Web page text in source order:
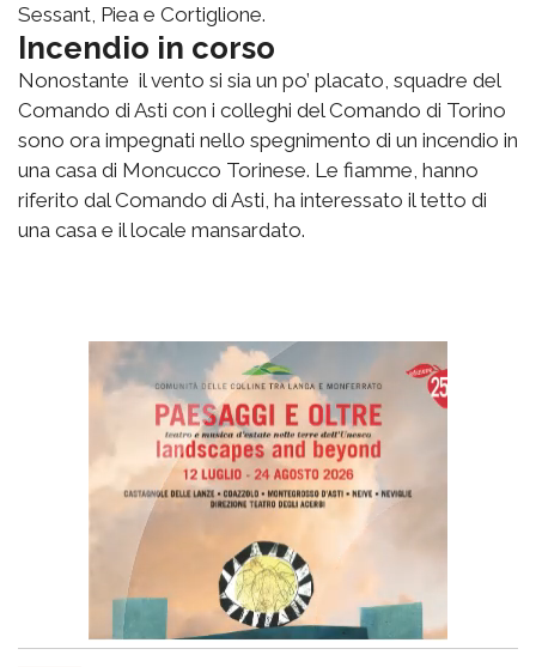
Sessant, Piea e Cortiglione.
Incendio in corso
Nonostante il vento si sia un po’ placato, squadre del
Comando di Asti con i colleghi del Comando di Torino
sono ora impegnati nello spegnimento di un incendio in
una casa di Moncucco Torinese. Le fiamme, hanno
riferito dal Comando di Asti, ha interessato il tetto di
una casa e il locale mansardato.